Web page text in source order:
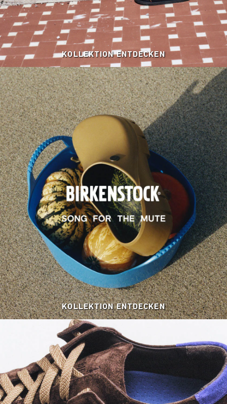
KOLLEKTION ENTDECKEN
KOLLEKTION ENTDECKEN